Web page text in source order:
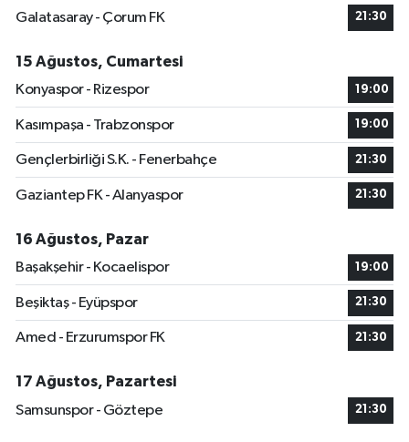
Galatasaray - Çorum FK
21:30
15 Ağustos, Cumartesi
Konyaspor - Rizespor
19:00
Kasımpaşa - Trabzonspor 19:00
Gençlerbirliği S.K. - Fenerbahçe 21:30
Gaziantep FK - Alanyaspor 21:30
16 Ağustos, Pazar
Başakşehir - Kocaelispor
19:00
Beşiktaş - Eyüpspor 21:30
Amed - Erzurumspor FK 21:30
17 Ağustos, Pazartesi
Samsunspor - Göztepe
21:30